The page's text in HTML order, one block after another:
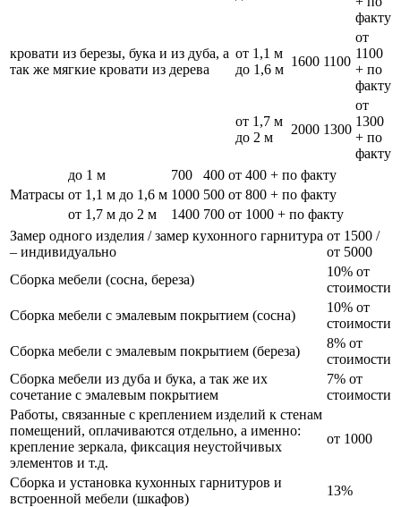
кровати из березы, бука и из дуба, а
так же мягкие кровати из дерева
факту
от 1,1 м
до 1,6 м
1600 1100
от
1100
+ по
факту
от 1,7 м
до 2 м
2000 1300
от
1300
+ по
факту
Матрасы
до 1 м 700 400 от 400 + по факту
от 1,1 м до 1,6 м 1000 500 от 800 + по факту
от 1,7 м до 2 м
1400 700 от 1000 + по факту
Замер одного изделия / замер кухонного гарнитура
– индивидуально
от 1500 /
от 5000
Сборка мебели (сосна, береза)
10% от
стоимости
Сборка мебели с эмалевым покрытием (сосна)
10% от
стоимости
Сборка мебели с эмалевым покрытием (береза)
8% от
стоимости
Сборка мебели из дуба и бука, а так же их
сочетание с эмалевым покрытием
7% от
стоимости
Работы, связанные с креплением изделий к стенам
помещений, оплачиваются отдельно, а именно:
крепление зеркала, фиксация неустойчивых
элементов и т.д.
от 1000
Сборка и установка кухонных гарнитуров и
встроенной мебели (шкафов)
13%